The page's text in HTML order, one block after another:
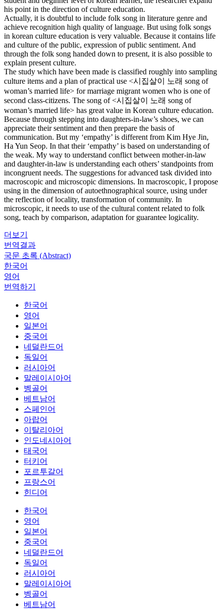
his point in the direction of culture education.
Actually, it is doubtful to include folk song in literature genre and
achieve recognition high quality of language. But using folk songs
in korean culture education is very valuable. Because it contains life
and culture of the public, expression of public sentiment. And
through the folk song handed down to present, it is also possible to
explain present culture.
The study which have been made is classified roughly into sampling
culture items and a plan of practical use <시집살이 노래 song of
woman’s married life> for marriage migrant women who is one of
second class-citizens. The song of <시집살이 노래 song of
woman’s married life> has great value in Korean culture education.
Because through stepping into daughters-in-law’s shoes, we can
appreciate their sentiment and then prepare the basis of
communication. But my ‘empathy’ is different from Kim Hye Jin,
Ha Yun Seop. In that their ‘empathy’ is based on understanding of
the weak. My way to understand conflict between mother-in-law
and daughter-in-law is understanding each others’ standpoints from
incongruent needs. The suggestions for advanced task divided into
macroscopic and microscopic dimensions. In macroscopic, I propose
using in the dimension of autoethnographical source, using under
the reflection of locality, transformation of community. In
microscopic, it needs to use of the cultural content related to folk
song, teach by comparison, adaptation for guarantee logicality.
더보기
번역결과
국문 초록 (Abstract)
한국어
영어
번역하기
한국어
영어
일본어
중국어
네덜란드어
독일어
러시아어
말레이시아어
벵골어
베트남어
스페인어
아랍어
이탈리아어
인도네시아어
태국어
터키어
포르투갈어
프랑스어
힌디어
한국어
영어
일본어
중국어
네덜란드어
독일어
러시아어
말레이시아어
벵골어
베트남어